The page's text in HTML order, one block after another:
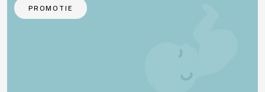
PROMOTIE